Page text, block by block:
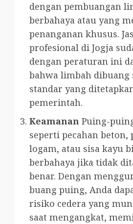
dengan pembuangan
berbahaya atau yang
penanganan khusus.
profesional di Jogja
dengan peraturan ini
bahwa limbah dibuang
standar yang
pemerintah.
Keamanan Puing-
seperti pecahan beton,
logam, atau sisa kayu
berbahaya jika tidak
benar. Dengan
buang puing, Anda
risiko cedera yang
saat mengangkat,